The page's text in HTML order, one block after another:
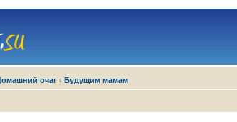
очаг ‹ Будущим мамам